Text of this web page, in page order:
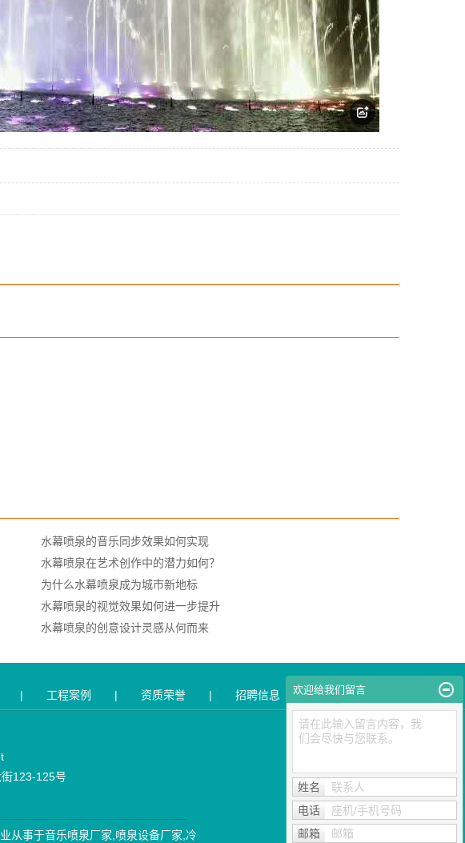
水幕喷泉的音乐同步效果如何实现
水幕喷泉在艺术创作中的潜力如何？
为什么水幕喷泉成为城市新地标
水幕喷泉的视觉效果如何进一步提升
水幕喷泉的创意设计灵感从何而来
| 工程案例 | 资质荣誉 | 招聘信息 | 联系我们
123-125号
从事于音乐喷泉厂家 喷泉设备厂家 冷
欢迎给我们留言
请在此输入留言内容，我
们会尽快与您联系。
姓名
联系人
电话
座机/手机号码
邮箱
邮箱